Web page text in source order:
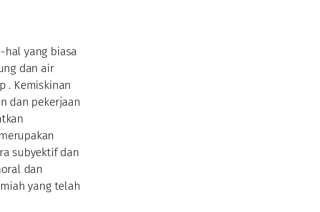
hal yang biasa
dan air
. Kemiskinan
dan pekerjaan
subyektif dan
dan
yang telah